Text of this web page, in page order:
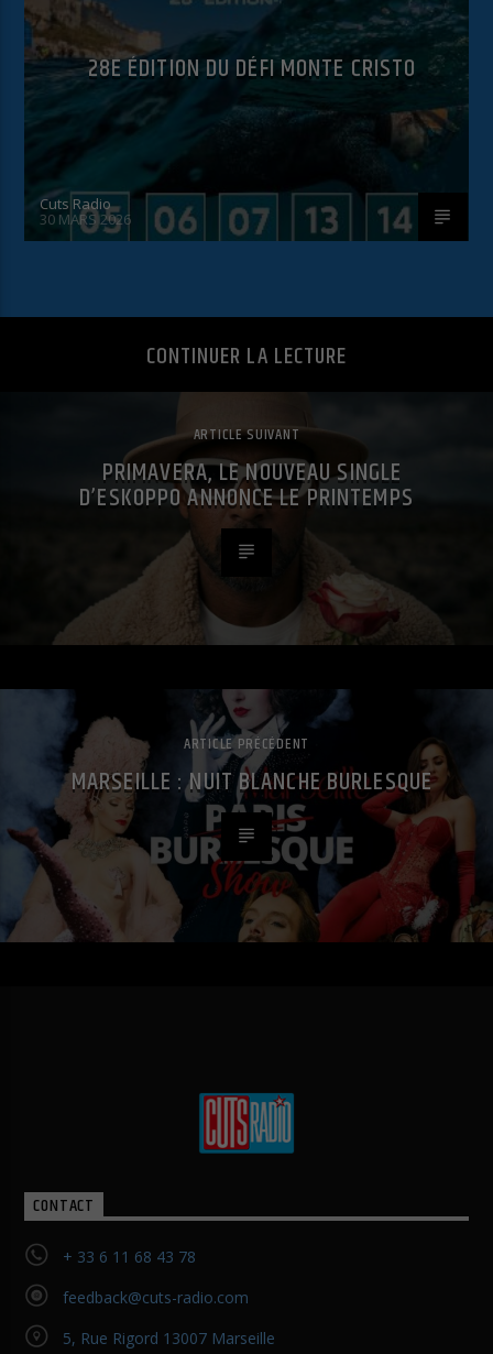
28E ÉDITION DU DÉFI MONTE CRISTO
Cuts Radio
30 MARS 2026
CONTINUER LA LECTURE
ARTICLE SUIVANT
PRIMAVERA, LE NOUVEAU SINGLE
D’ESKOPPO ANNONCE LE PRINTEMPS
ARTICLE PRÉCÉDENT
MARSEILLE : NUIT BLANCHE BURLESQUE
CONTACT
+ 33 6 11 68 43 78
feedback@cuts-radio.com
5, Rue Rigord 13007 Marseille